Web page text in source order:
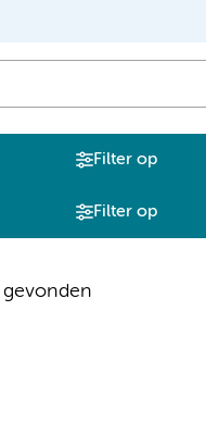
Filter op
Filter op
gevonden